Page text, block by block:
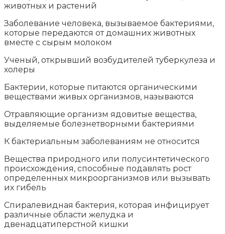
животных и растений
Заболевание человека, вызываемое бактериями,
которые передаются от домашних животных
вместе с сырым молоком
Ученый, открывший возбудителей туберкулеза и
холеры
Бактерии, которые питаются органическими
веществами живых организмов, называются
Отравляющие организм ядовитые вещества,
выделяемые болезнетворными бактериями
К бактериальным заболеваниям не относится
Вещества природного или полусинтетического
происхождения, способные подавлять рост
определенных микроорганизмов или вызывать
их гибель
Спиралевидная бактерия, которая инфицирует
различные области желудка и
двенадцатиперстной кишки